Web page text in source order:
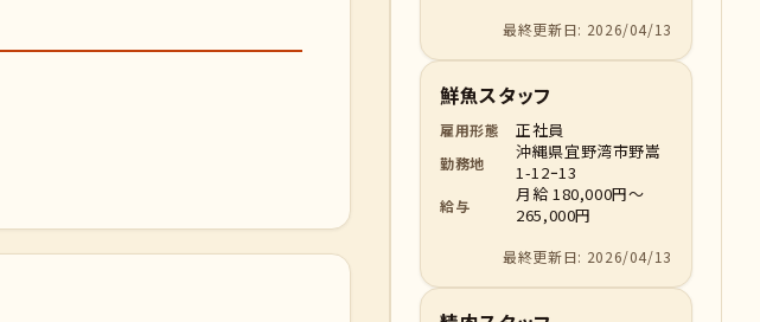
最終更新日: 2026/04/13
鮮魚スタッフ
雇用形態 正社員
勤務地
沖縄県宜野湾市野嵩
1-12ｰ13
給与
月給 180,000円～
265,000円
最終更新日: 2026/04/13